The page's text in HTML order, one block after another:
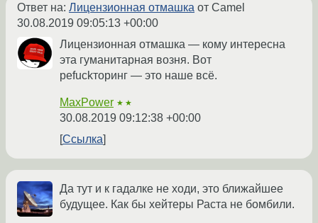
Ответ на: Лицензионная отмашка от Camel
30.08.2019 09:05:13 +00:00
Лицензионная отмашка — кому интересна
эта гуманитарная возня. Вот
реfuckторинг — это наше всё.
MaxPower ★★
30.08.2019 09:12:38 +00:00
Ссылка
Да тут и к гадалке не ходи, это ближайшее
будущее. Как бы хейтеры Раста не бомбили.